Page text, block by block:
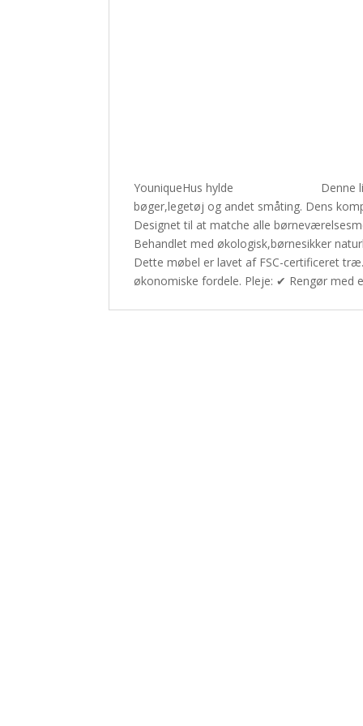
YouniqueHus hylde
Denne
bøger,legetøj og andet småting. Dens
Designet til at matche alle
Behandlet med økologisk,børnesikker
Dette møbel er lavet af FSC-certificeret
økonomiske fordele. Pleje: ✔ Rengør med